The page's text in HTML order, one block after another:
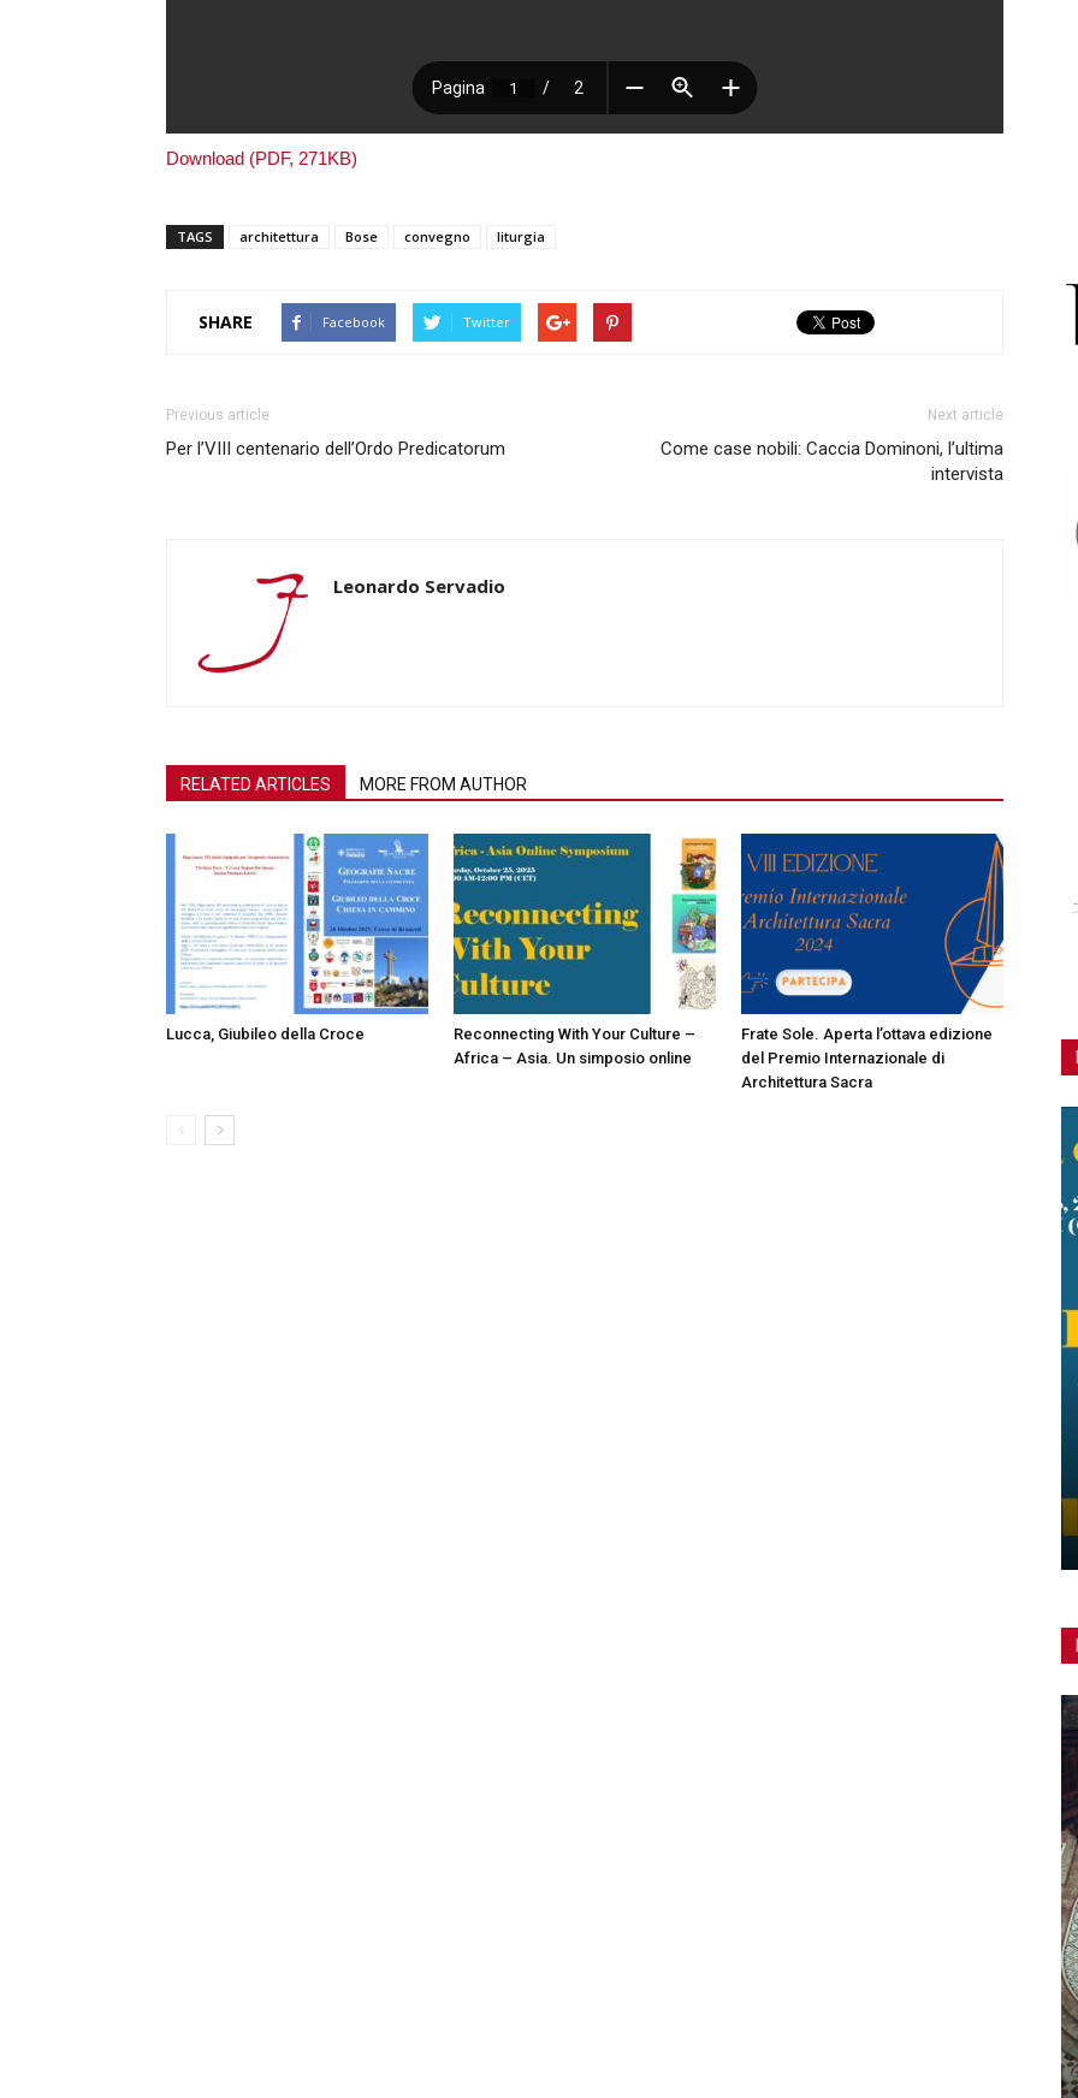
Download (PDF, 271KB)
TAGS architettura Bose convegno liturgia
SHARE Facebook Twitter
Previous article
Per l’VIII centenario dell’Ordo Predicatorum
Next article
Come case nobili: Caccia Dominoni, l’ultima
intervista
Leonardo Servadio
RELATED ARTICLES MORE FROM AUTHOR
Lucca, Giubileo della Croce
Reconnecting With Your Culture –
Africa – Asia. Un simposio online
Frate Sole. Aperta l’ottava edizione
del Premio Internazionale di
Architettura Sacra